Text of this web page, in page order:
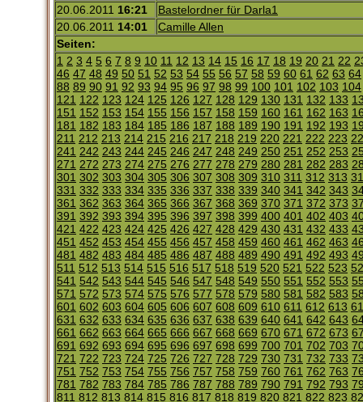
20.06.2011 16:21
Bastelordner für Darla1
20.06.2011 14:01
Camille Allen
Seiten:
1 2 3 4 5 6 7 8 9 10 11 12 13 14 15 16 17 18 19 20 21 22
46 47 48 49 50 51 52 53 54 55 56 57 58 59 60 61 62 63 64
88 89 90 91 92 93 94 95 96 97 98 99 100 101 102 103 104
121 122 123 124 125 126 127 128 129 130 131 132 133
151 152 153 154 155 156 157 158 159 160 161 162 163
181 182 183 184 185 186 187 188 189 190 191 192 193
211 212 213 214 215 216 217 218 219 220 221 222 223
241 242 243 244 245 246 247 248 249 250 251 252 253
271 272 273 274 275 276 277 278 279 280 281 282 283
301 302 303 304 305 306 307 308 309 310 311 312 313
331 332 333 334 335 336 337 338 339 340 341 342 343
361 362 363 364 365 366 367 368 369 370 371 372 373
391 392 393 394 395 396 397 398 399 400 401 402 403
421 422 423 424 425 426 427 428 429 430 431 432 433
451 452 453 454 455 456 457 458 459 460 461 462 463
481 482 483 484 485 486 487 488 489 490 491 492 493
511 512 513 514 515 516 517 518 519 520 521 522 523
541 542 543 544 545 546 547 548 549 550 551 552 553
571 572 573 574 575 576 577 578 579 580 581 582 583
601 602 603 604 605 606 607 608 609 610 611 612 613
631 632 633 634 635 636 637 638 639 640 641 642 643
661 662 663 664 665 666 667 668 669 670 671 672 673
691 692 693 694 695 696 697 698 699 700 701 702 703
721 722 723 724 725 726 727 728 729 730 731 732 733
751 752 753 754 755 756 757 758 759 760 761 762 763
781 782 783 784 785 786 787 788 789 790 791 792 793
811 812 813 814 815 816 817 818 819 820 821 822 823